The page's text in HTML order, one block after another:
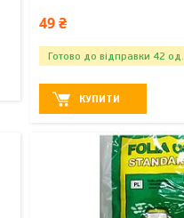
49 ₴
Готово до відправки 42 од.
КУПИТИ